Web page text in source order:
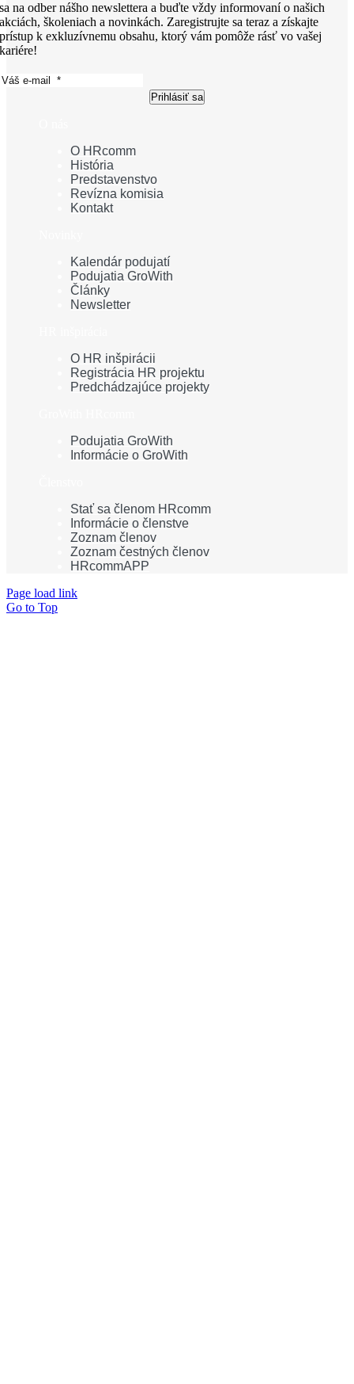
sa na odber nášho newslettera a buďte vždy informovaní o našich
akciách, školeniach a novinkách. Zaregistrujte sa teraz a získajte
prístup k exkluzívnemu obsahu, ktorý vám pomôže rásť vo vašej
kariére!
Prihlásiť sa
O HRcomm
História
Predstavenstvo
Revízna komisia
Kontakt
Kalendár podujatí
Podujatia GroWith
Články
Newsletter
O HR inšpirácii
Registrácia HR projektu
Predchádzajúce projekty
Podujatia GroWith
Informácie o GroWith
Stať sa členom HRcomm
Informácie o členstve
Zoznam členov
Zoznam čestných členov
HRcommAPP
Page load link
Go to Top